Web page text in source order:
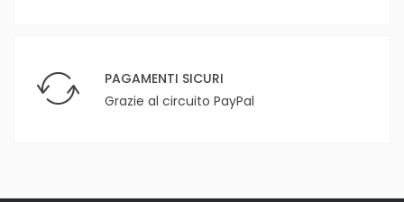
PAGAMENTI SICURI
Grazie al circuito PayPal